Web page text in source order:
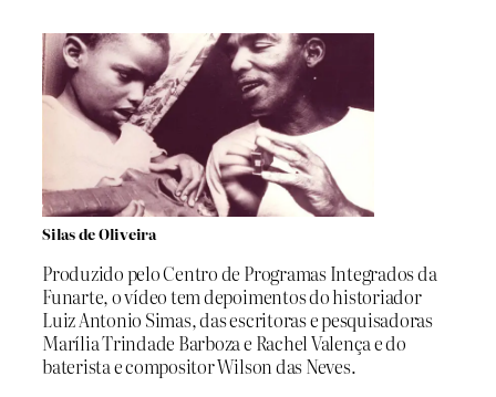
Silas de Oliveira
Produzido pelo Centro de Programas Integrados da
Funarte, o vídeo tem depoimentos do historiador
Luiz Antonio Simas, das escritoras e pesquisadoras
Marília Trindade Barboza e Rachel Valença e do
baterista e compositor Wilson das Neves.